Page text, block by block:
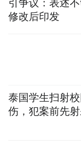
引争议：表述
修改后印发
泰国学生扫射
伤，犯案前先